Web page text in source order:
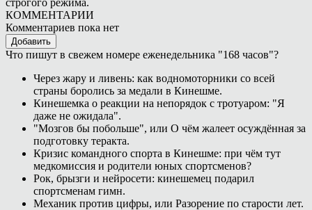
КОММЕНТАРИИ
Комментариев пока нет
Добавить
Что пишут в свежем номере еженедельника "168 часов"?
Через жару и ливень: как водномоторники со всей
страны боролись за медали в Кинешме.
Кинешемка о реакции на непорядок с тротуаром: "Я
даже не ожидала".
"Мозгов бы побольше", или О чём жалеет осуждённая за
подготовку теракта.
Кризис командного спорта в Кинешме: при чём тут
медкомиссия и родители юных спортсменов?
Рок, брызги и нейросети: кинешемец подарил
спортсменам гимн.
Механик против цифры, или Разорение по старости лет.